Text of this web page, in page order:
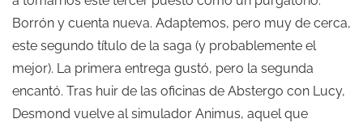
Borrón y cuenta nueva. Adaptemos, pero muy de cerca,
este segundo título de la saga (y probablemente el
mejor). La primera entrega gustó, pero la segunda
encantó. Tras huir de las oficinas de Abstergo con Lucy,
Desmond vuelve al simulador Animus, aquel que